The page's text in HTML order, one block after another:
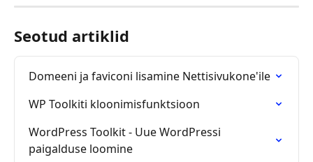
Seotud artiklid
Domeeni ja faviconi lisamine Nettisivukone'ile
WP Toolkiti kloonimisfunktsioon
WordPress Toolkit - Uue WordPressi
paigalduse loomine